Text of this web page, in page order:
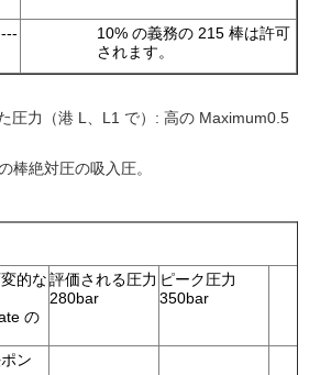
10% の義務の 215 棒は許可
されます。
圧力（港 L、L1 で）: 高の Maximum0.5
棒絶対圧の吸入圧。
的な
の
評価される圧力
280bar
ピーク圧力
350bar
ン